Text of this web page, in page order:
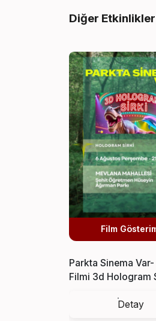
Diğer Etkinlikler
Film
Parkta Sinema
Filmi 3d Hologram
Detay